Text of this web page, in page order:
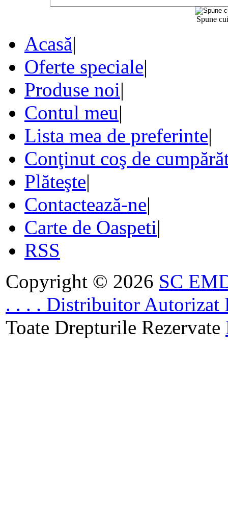
Spune
Acasă|
Oferte speciale|
Produse noi|
Contul meu|
Lista mea de preferinte|
Conţinut coş de
Plăteşte|
Contactează-ne|
Carte de Oaspeti|
RSS
Copyright © 2026 SC
. . . . Distribuitor Autorizat
Toate Drepturile Rezervate